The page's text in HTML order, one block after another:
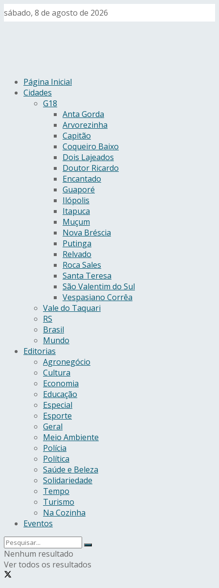
sábado, 8 de agosto de 2026
Página Inicial
Cidades
G18
Anta Gorda
Arvorezinha
Capitão
Coqueiro Baixo
Dois Lajeados
Doutor Ricardo
Encantado
Guaporé
Ilópolis
Itapuca
Muçum
Nova Bréscia
Putinga
Relvado
Roca Sales
Santa Teresa
São Valentim do Sul
Vespasiano Corrêa
Vale do Taquari
RS
Brasil
Mundo
Editorias
Agronegócio
Cultura
Economia
Educação
Especial
Esporte
Geral
Meio Ambiente
Polícia
Política
Saúde e Beleza
Solidariedade
Tempo
Turismo
Na Cozinha
Eventos
Nenhum resultado
Ver todos os resultados